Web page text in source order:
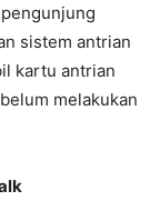
sistem antrian
kartu antrian
melakukan